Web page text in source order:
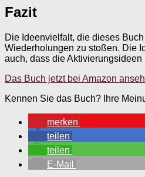
Fazit
Die Ideenvielfalt, die dieses
Wiederholungen zu stoßen. Die
auch, dass die
Das Buch jetzt bei Amazon
Kennen Sie das Buch? Ihre
merken
teilen
teilen
E-Mail